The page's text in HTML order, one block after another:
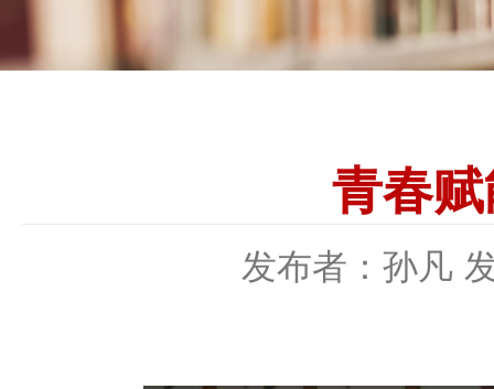
青春
发布者：孙凡